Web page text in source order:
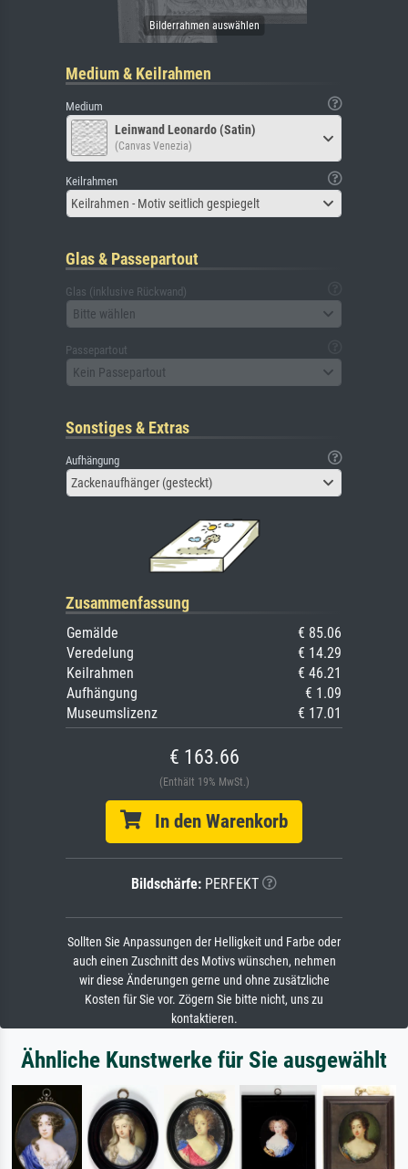
Medium & Keilrahmen
Medium
Leinwand Leonardo (Satin)
(Canvas Venezia)
Keilrahmen
Keilrahmen - Motiv seitlich gespiegelt
Glas & Passepartout
Glas (inklusive Rückwand)
Bitte wählen
Passepartout
Kein Passepartout
Sonstiges & Extras
Aufhängung
Zackenaufhänger (gesteckt)
Zusammenfassung
Gemälde
€ 85.06
Veredelung
€ 14.29
Keilrahmen
€ 46.21
Aufhängung
€ 1.09
Museumslizenz
€ 17.01
€ 163.66
(Enthält 19% MwSt.)
In den Warenkorb
Bildschärfe: PERFEKT
Sollten Sie Anpassungen der Helligkeit und Farbe oder
auch einen Zuschnitt des Motivs wünschen, nehmen
wir diese Änderungen gerne und ohne zusätzliche
Kosten für Sie vor. Zögern Sie bitte nicht, uns zu
kontaktieren.
Ähnliche Kunstwerke für Sie ausgewählt